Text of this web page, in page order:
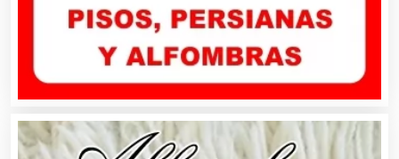
Artículos para Regalos
Artículos Personales